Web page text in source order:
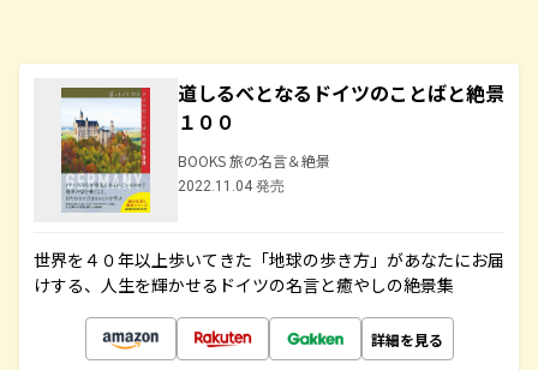
道しるべとなるドイツのことばと絶景
１００
BOOKS 旅の名言＆絶景
2022.11.04 発売
世界を４０年以上歩いてきた「地球の歩き方」があなたにお届
けする、人生を輝かせるドイツの名言と癒やしの絶景集
詳細を見る